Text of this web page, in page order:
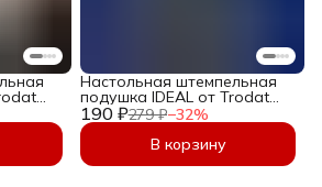
190 ₽279 ₽−32%
Настольная штемпельная
подушка IDEAL от Trodat
размером 50х90мм Чёрная
В корзину